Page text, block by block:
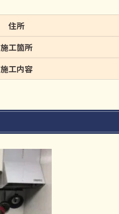
住所
施工箇所
施工内容